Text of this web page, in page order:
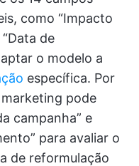
como “Impacto
de
o modelo a
específica. Por
pode
campanha” e
para avaliar o
de reformulação